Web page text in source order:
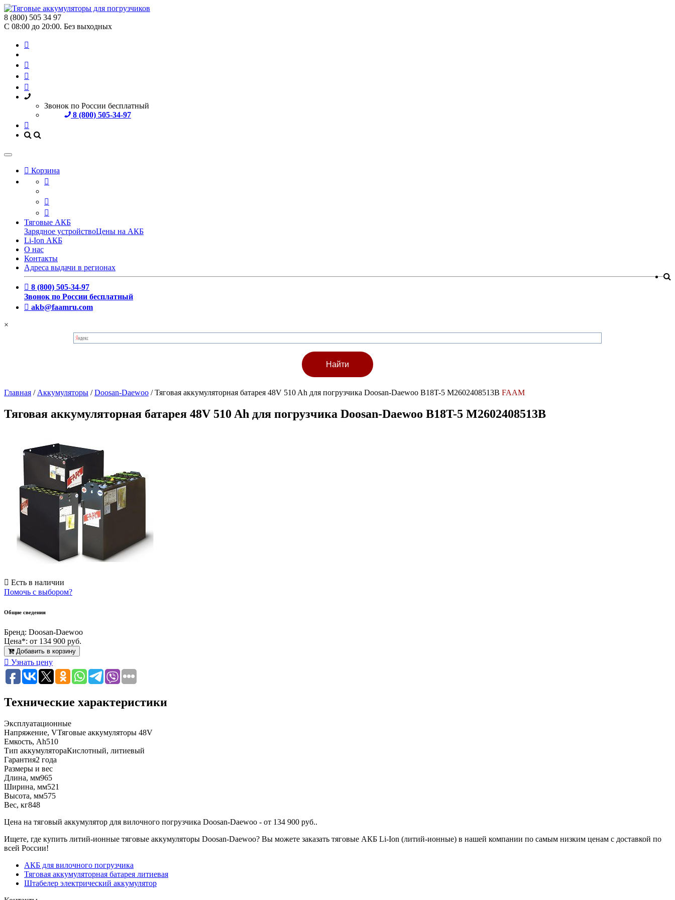
8 (800) 505 34 97
С 08:00 до 20:00. Без выходных
Звонок по России бесплатный
8 (800) 505-34-97
Корзина
Тяговые АКБ
Зарядное устройствоЦены на АКБ
Li-Ion АКБ
О нас
Контакты
Адреса выдачи в регионах
8 (800) 505-34-97
Звонок по России бесплатный
akb@faamru.com
×
Главная / Аккумуляторы /Doosan-Daewoo /Тяговая аккумуляторная батарея 48V 510 Ah для погрузчика Doosan-Daewoo B18T-5 M2602408513B FAAM
Тяговая аккумуляторная батарея 48V 510 Ah для погрузчика Doosan-Daewoo B18T-5 M2602408513B
Есть в наличии
Помочь с выбором?
Общие сведения
Бренд: Doosan-Daewoo
Цена*: от 134 900 руб.
Добавить в корзину
Узнать цену
Технические характеристики
Эксплуатационные
Напряжение, VТяговые аккумуляторы 48V
Емкость, Ah510
Тип аккумулятораКислотный, литиевый
Гарантия2 года
Размеры и вес
Длина, мм965
Ширина, мм521
Высота, мм575
Вес, кг848
Цена на тяговый аккумулятор для вилочного погрузчика Doosan-Daewoo - от 134 900 руб..
Ищете, где купить литий-ионные тяговые аккумуляторы Doosan-Daewoo? Вы можете заказать тяговые АКБ Li-Ion (литий-ионные) в нашей компании по самым низким ценам с доставкой по
всей России!
АКБ для вилочного погрузчика
Тяговая аккумуляторная батарея литиевая
Штабелер электрический аккумулятор